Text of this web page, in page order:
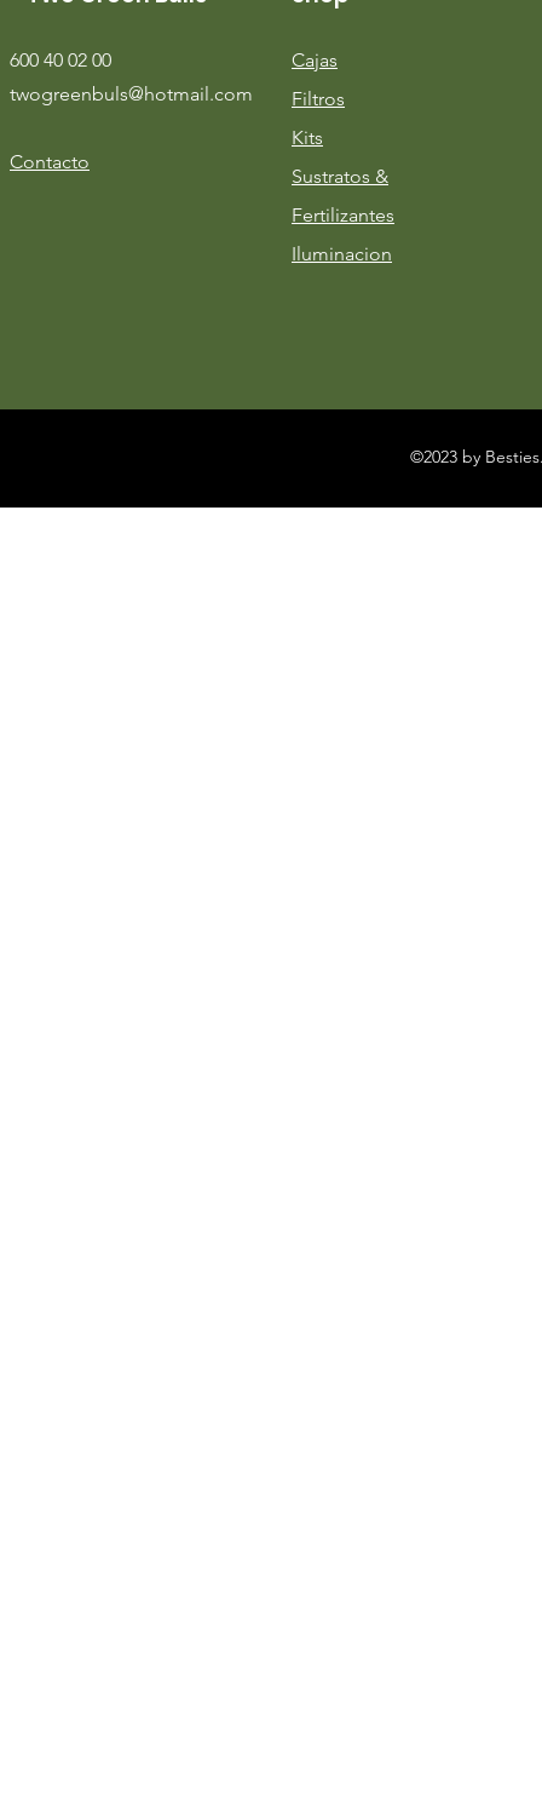
600 40 02 00
twogreenbuls@hotmail.com
Contacto
Cajas
Filtros
Kits
Sustratos &
Fertilizantes
Iluminacion
©2023 by